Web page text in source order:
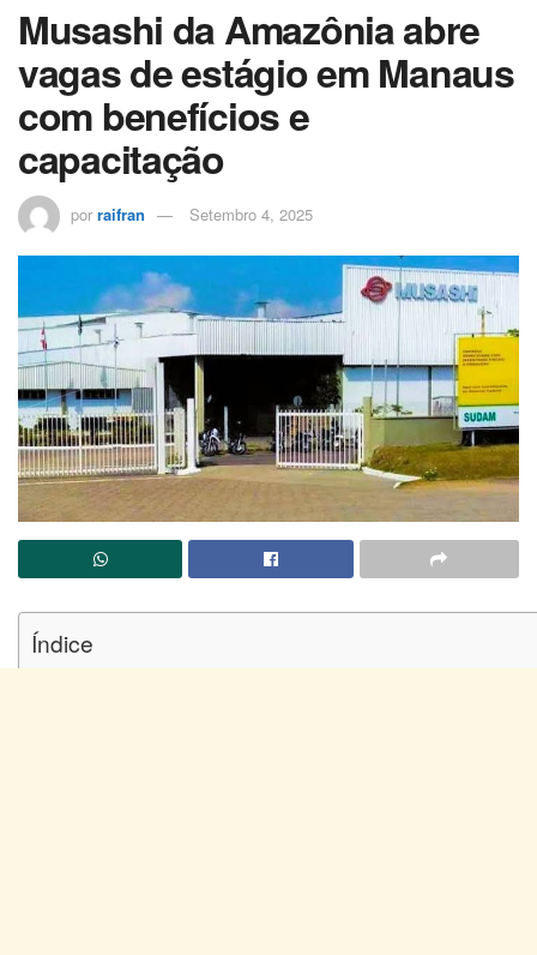
Musashi da Amazônia abre
vagas de estágio em Manaus
com benefícios e
capacitação
por raifran Setembro 4, 2025
Índice